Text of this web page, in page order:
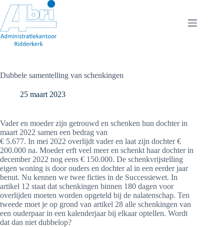
naar
de
inhoud
Dubbele samentelling van schenkingen
25 maart 2023
Vader en moeder zijn getrouwd en schenken hun dochter in
maart 2022 samen een bedrag van
€ 5.677. In mei 2022 overlijdt vader en laat zijn dochter €
200.000 na. Moeder erft veel meer en schenkt haar dochter in
december 2022 nog eens € 150.000. De schenkvrijstelling
eigen woning is door ouders en dochter al in een eerder jaar
benut. Nu kennen we twee ficties in de Successiewet. In
artikel 12 staat dat schenkingen binnen 180 dagen voor
overlijden moeten worden opgeteld bij de nalatenschap. Ten
tweede moet je op grond van artikel 28 alle schenkingen van
een ouderpaar in een kalenderjaar bij elkaar optellen. Wordt
dat dan niet dubbelop?